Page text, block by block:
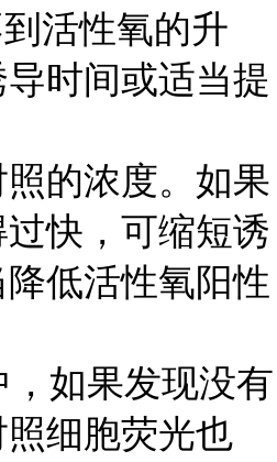
活性氧的升
时间或适当提
的浓度。如果
快，可缩短诱
低活性氧阳性
如果发现没有
细胞荧光也